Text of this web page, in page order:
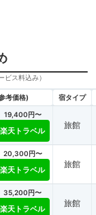
ス料込み）
考価格) 宿タイプ
19,400円〜
楽天トラベル
旅館
20,300円〜
楽天トラベル
旅館
35,200円〜
楽天トラベル
旅館